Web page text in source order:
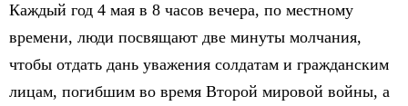
Каждый год 4 мая в 8 часов вечера, по местному
времени, люди посвящают две минуты молчания,
чтобы отдать дань уважения солдатам и гражданским
лицам, погибшим во время Второй мировой войны, а